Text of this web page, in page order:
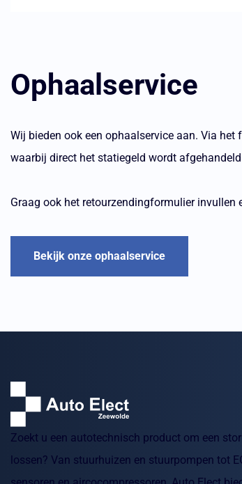
Ophaalservice
Wij bieden ook een ophaalservice aan. Via
waarbij direct het statiegeld wordt
Graag ook het retourzendingformulier invullen
Bekijk onze ophaalservice
Zoekt u een autotechnisch product om een
lossen? Van stuurhuizen en stuurpompen tot